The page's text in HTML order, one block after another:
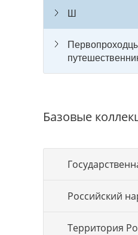
Ш
Базовые
Российский
Территория